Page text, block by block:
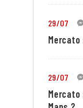
29/07
29/07
Mercato